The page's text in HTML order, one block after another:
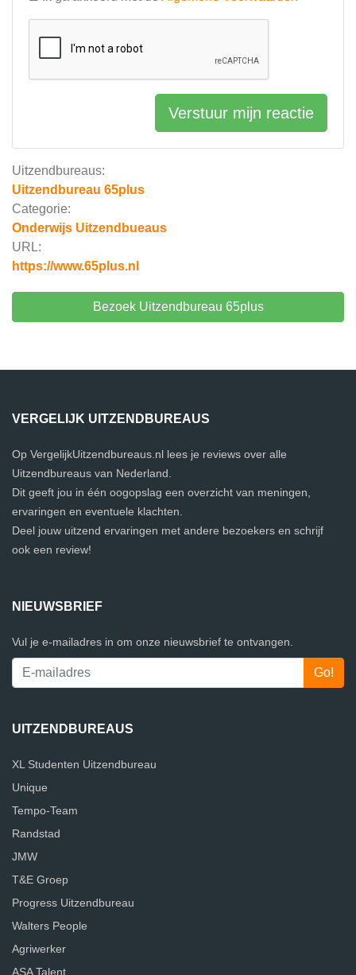
Uitzendbureaus:
Uitzendbureau 65plus
Categorie:
Onderwijs Uitzendbueaus
URL:
https://www.65plus.nl
Bezoek Uitzendbureau 65plus
Verstuur mijn reactie
VERGELIJK UITZENDBUREAUS
Op VergelijkUitzendbureaus.nl lees je reviews over alle
Uitzendbureaus van Nederland.
Dit geeft jou in één oogopslag een overzicht van meningen,
ervaringen en eventuele klachten.
Deel jouw uitzend ervaringen met andere bezoekers en schrijf
ook een review!
NIEUWSBRIEF
Vul je e-mailadres in om onze nieuwsbrief te ontvangen.
UITZENDBUREAUS
XL Studenten Uitzendbureau
Unique
Tempo-Team
Randstad
JMW
T&E Groep
Progress Uitzendbureau
Walters People
Agriwerker
ASA Talent